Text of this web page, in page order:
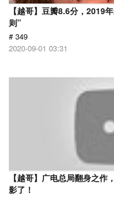
【越哥】豆瓣8.6分，2019
则”
# 349
2020-09-01 03:31
【越哥】广电总局翻身之
影了！